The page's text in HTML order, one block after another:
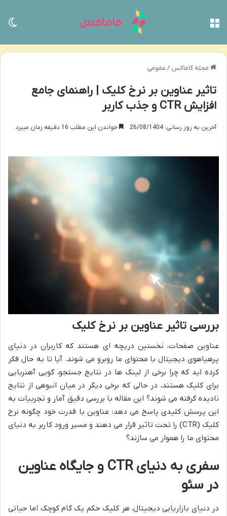
مجله کاماکس /عمومی
تاثیر عناوین بر نرخ کلیک | راهنمای جامع
افزایش CTR و جذب کاربر
آخرین به روز رسانی: 26/08/1404 خواندن این مطلب 16 دقیقه زمان میبرد
بررسی تاثیر عناوین بر نرخ کلیک
عناوین صفحات، نخستین دریچه ای هستند که کاربران در دنیای
پرهیاهوی دیجیتال با محتوای ما روبرو می شوند. آیا تا به حال فکر
کرده اید که چرا برخی از لینک ها در نتایج جستجو، گویی آهنربایی
برای کلیک هستند، در حالی که برخی دیگر در میان انبوهی از نتایج
نادیده گرفته می شوند؟ این مقاله با بررسی دقیق آمار و تجربیات به
این پرسش کلیدی پاسخ می دهد: عناوین با قدرت خود چگونه نرخ
کلیک (CTR) را تحت تاثیر قرار می دهند و مسیر ورود کاربر به دنیای
محتوای ما را هموار می سازند؟
سفری به دنیای CTR و جایگاه عناوین
در سئو
در دنیای بازاریابی دیجیتال، هر کلیک حکم یک گام کوچک اما حیاتی